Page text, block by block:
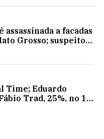
assassinada a facadas
Grosso; suspeito é
Time; Eduardo
Trad, 25%, no 1º
do MS